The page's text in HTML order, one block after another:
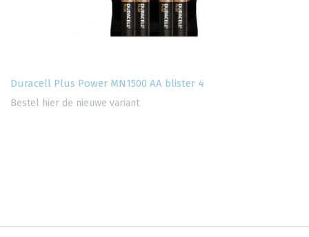
Duracell Plus Power MN1500 AA blister 4
Bestel hier de nieuwe variant